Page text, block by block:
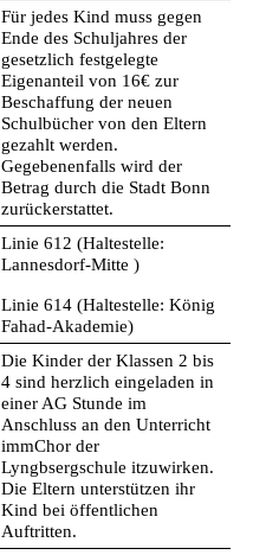
Für jedes Kind muss gegen
Ende des Schuljahres der
gesetzlich festgelegte
Eigenanteil von 16€ zur
Beschaffung der neuen
Schulbücher von den Eltern
gezahlt werden.
Gegebenenfalls wird der
Betrag durch die Stadt Bonn
zurückerstattet.
Linie 612 (Haltestelle:
Lannesdorf-Mitte )
Linie 614 (Haltestelle: König
Fahad-Akademie)
Die Kinder der Klassen 2 bis
4 sind herzlich eingeladen in
einer AG Stunde im
Anschluss an den Unterricht
immChor der
Lyngbsergschule itzuwirken.
Die Eltern unterstützen ihr
Kind bei öffentlichen
Auftritten.